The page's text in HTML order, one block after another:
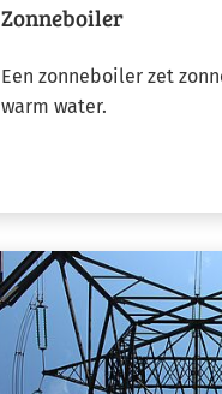
Zonneboiler
Een zonneboiler zet
warm water.